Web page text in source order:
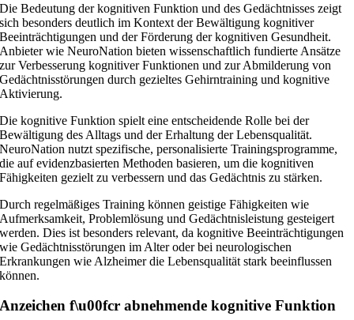
Die Bedeutung der kognitiven Funktion und des Gedächtnisses zeigt
sich besonders deutlich im Kontext der Bewältigung kognitiver
Beeinträchtigungen und der Förderung der kognitiven Gesundheit.
Anbieter wie NeuroNation bieten wissenschaftlich fundierte Ansätze
zur Verbesserung kognitiver Funktionen und zur Abmilderung von
Gedächtnisstörungen durch gezieltes Gehirntraining und kognitive
Aktivierung.
Die kognitive Funktion spielt eine entscheidende Rolle bei der
Bewältigung des Alltags und der Erhaltung der Lebensqualität.
NeuroNation nutzt spezifische, personalisierte Trainingsprogramme,
die auf evidenzbasierten Methoden basieren, um die kognitiven
Fähigkeiten gezielt zu verbessern und das Gedächtnis zu stärken.
Durch regelmäßiges Training können geistige Fähigkeiten wie
Aufmerksamkeit, Problemlösung und Gedächtnisleistung gesteigert
werden. Dies ist besonders relevant, da kognitive Beeinträchtigungen
wie Gedächtnisstörungen im Alter oder bei neurologischen
Erkrankungen wie Alzheimer die Lebensqualität stark beeinflussen
können.
Anzeichen f\u00fcr abnehmende kognitive Funktion